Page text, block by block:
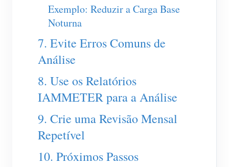
Exemplo: Reduzir a Carga Base
Noturna
7. Evite Erros Comuns de
Análise
8. Use os Relatórios
IAMMETER para a Análise
9. Crie uma Revisão Mensal
Repetível
10. Próximos Passos